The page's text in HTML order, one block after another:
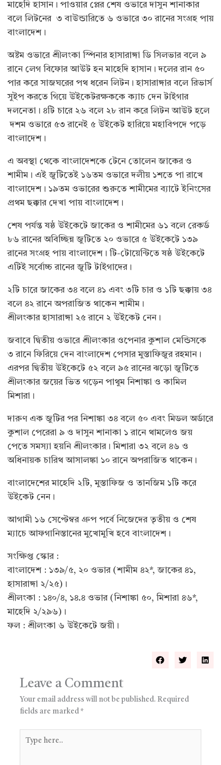
মাহেদি হাসান। পাওয়ার প্লের শেষ ওভারে দাসুন শানাকার
বলে লিটনের ৩ বাউন্ডারিতে ৬ ওভারে ৩০ রানের সংগ্রহ পায়
বাংলাদেশ।
অষ্টম ওভারে শ্রীলংকা স্পিনার হাসারাঙ্গা ডি সিলভার বলে ৯
রানে লেগ বিফোর আউট হন মাহেদি হাসান। দলের রান ৫০
পার করে সাজঘরের পথ ধরেন লিটন। হাসারাঙ্গার বলে রিভার্স
সুইপ করতে গিয়ে উইকেটরক্ষককে ক্যাচ দেন টাইগার
দলনেতা। ৪টি চারে ২৬ বলে ২৮ রান করে লিটন আউট হলে
দশম ওভারে ৫৩ রানেই ৫ উইকেট হারিয়ে মহাবিপদে পড়ে
বাংলাদেশ।
এ অবস্থা থেকে বাংলাদেশকে টেনে তোলেন জাকের ও
শামীম। এই জুটিতেই ১৬তম ওভারে দলীয় ১শতে পা রাখে
বাংলাদেশ। ১৯তম ওভারের শুরুতে শামীমের ব্যাটে ইনিংসের
প্রথম ছক্কার দেখা পায় বাংলাদেশ।
শেষ পর্যন্ত ষষ্ঠ উইকেটে জাকের ও শামীমের ৬১ বলে রেকর্ড
৮৬ রানের অবিচ্ছিন্ন জুটিতে ২০ ওভারে ৫ উইকেটে ১৩৯
রানের সংগ্রহ পায় বাংলাদেশ। টি-টোয়েন্টিতে ষষ্ঠ উইকেটে
এটিই সর্বোচ্চ রানের জুটি টাইগাদের।
২টি চারে জাকের ৩৪ বলে ৪১ এবং ৩টি চার ও ১টি ছক্কায় ৩৪
বলে ৪২ রানে অপরাজিত থাকেন শামীম।
শ্রীলংকার হাসারাঙ্গা ২৫ রানে ২ উইকেট নেন।
জবাবে দ্বিতীয় ওভারে শ্রীলংকার ওপেনার কুশাল মেন্ডিসকে
৩ রানে ফিরিয়ে দেন বাংলাদেশ পেসার মুস্তাফিজুর রহমান।
এরপর দ্বিতীয় উইকেটে ৫২ বলে ৯৫ রানের ঝড়ো জুটিতে
শ্রীলংকার জয়ের ভিত গড়েন পাথুম নিশাঙ্কা ও কামিল
মিশারা।
দারুণ এক জুটির পর নিশাঙ্কা ৩৪ বলে ৫০ এবং মিডল অর্ডারে
কুশাল পেরেরা ৯ ও দাসুন শানাকা ১ রানে থামলেও জয়
পেতে সমস্যা হয়নি শ্রীলংকার। মিশারা ৩২ বলে ৪৬ ও
অধিনায়ক চারিথ আসালঙ্কা ১০ রানে অপরাজিত থাকেন।
বাংলাদেশের মাহেদি ২টি, মুস্তাফিজ ও তানজিম ১টি করে
উইকেট নেন।
আগামী ১৬ সেপ্টেম্বর গ্রুপ পর্বে নিজেদের তৃতীয় ও শেষ
ম্যাচে আফগানিস্তানের মুখোমুখি হবে বাংলাদেশ।
সংক্ষিপ্ত স্কোর :
বাংলাদেশ : ১৩৯/৫, ২০ ওভার (শামীম ৪২*, জাকের ৪১,
হাসারাঙ্গা ২/২৫)।
শ্রীলংকা : ১৪০/৪, ১৪.৪ ওভার (নিশাঙ্কা ৫০, মিশারা ৪৬*,
মাহেদি ২/২৯৬)।
ফল : শ্রীলংকা ৬ উইকেটে জয়ী।
Leave a Comment
Your email address will not be published. Required
fields are marked *
here..